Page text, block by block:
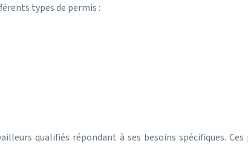
types de permis :
qualifiés répondant à ses besoins spécifiques.